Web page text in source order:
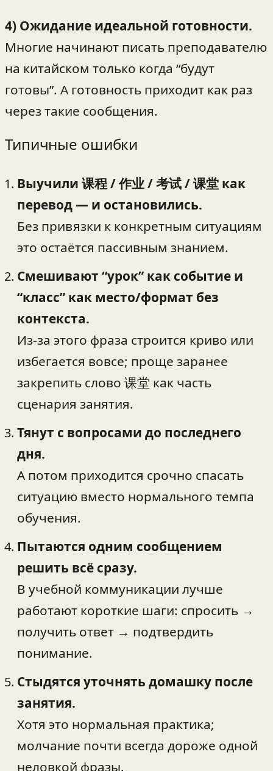
4) Ожидание идеальной готовности.
Многие начинают писать преподавателю
на китайском только когда “будут
готовы”. А готовность приходит как раз
через такие сообщения.
Типичные ошибки
Выучили 课程 / 作业 / 考试 / 课堂 как
перевод — и остановились.
Без привязки к конкретным ситуациям
это остаётся пассивным знанием.
Смешивают “урок” как событие и
“класс” как место/формат без
контекста.
Из-за этого фраза строится криво или
избегается вовсе; проще заранее
закрепить слово 课堂 как часть
сценария занятия.
Тянут с вопросами до последнего
дня.
А потом приходится срочно спасать
ситуацию вместо нормального темпа
обучения.
Пытаются одним сообщением
решить всё сразу.
В учебной коммуникации лучше
работают короткие шаги: спросить →
получить ответ → подтвердить
понимание.
Стыдятся уточнять домашку после
занятия.
Хотя это нормальная практика;
молчание почти всегда дороже одной
неловкой фразы.